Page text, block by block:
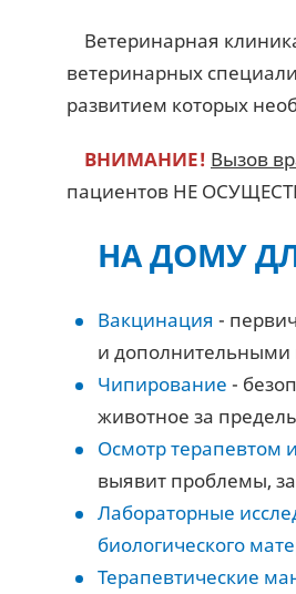
Ветеринарная
ветеринарных
развитием которых
ВНИМАНИЕ! Вызов
пациентов НЕ
НА ДОМУ
Вакцинация -
и
Чипирование -
животное за
Осмотр терапевтом
выявит проблемы,
Лабораторные
биологического
Терапевтические